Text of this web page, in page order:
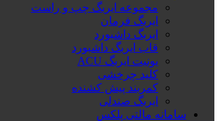
مجموعه ایربگ چپ و راست
ایربگ فرمان
ایربگ داشبورد
قاب ایربگ داشبورد
یونیت ایربگ ACU
کلید چرخشی
کمربند پیش کشنده
ایربگ صندلی
سامانه مالتی پلکس